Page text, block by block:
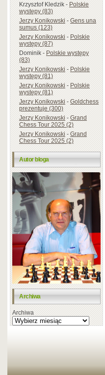
Krzysztof Kledzik-Polskie
występy (83)
Jerzy Konikowski-Gens una
sumus (123)
Jerzy Konikowski-Polskie
występy (87)
Dominik-Polskie występy
(83)
Jerzy Konikowski-Polskie
występy (81)
Jerzy Konikowski-Polskie
występy (81)
Jerzy Konikowski-Goldchess
prezentuje (300)
Jerzy Konikowski-Grand
Chess Tour 2025 (2)
Jerzy Konikowski-Grand
Chess Tour 2025 (2)
Autor bloga
Archiwa
Archiwa